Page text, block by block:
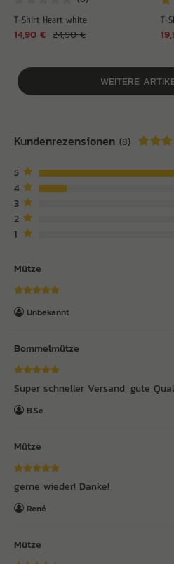
T-Shirt Heart white
24,90 €
14,90 €
T-
WEITERE
Kundenrezensionen (8)
5
4
3
2
1
Mütze
Unbekannt
Bommelmütze
Super schneller Versand, gute
B.Se
Mütze
gerne wieder! Danke!
René
Mütze